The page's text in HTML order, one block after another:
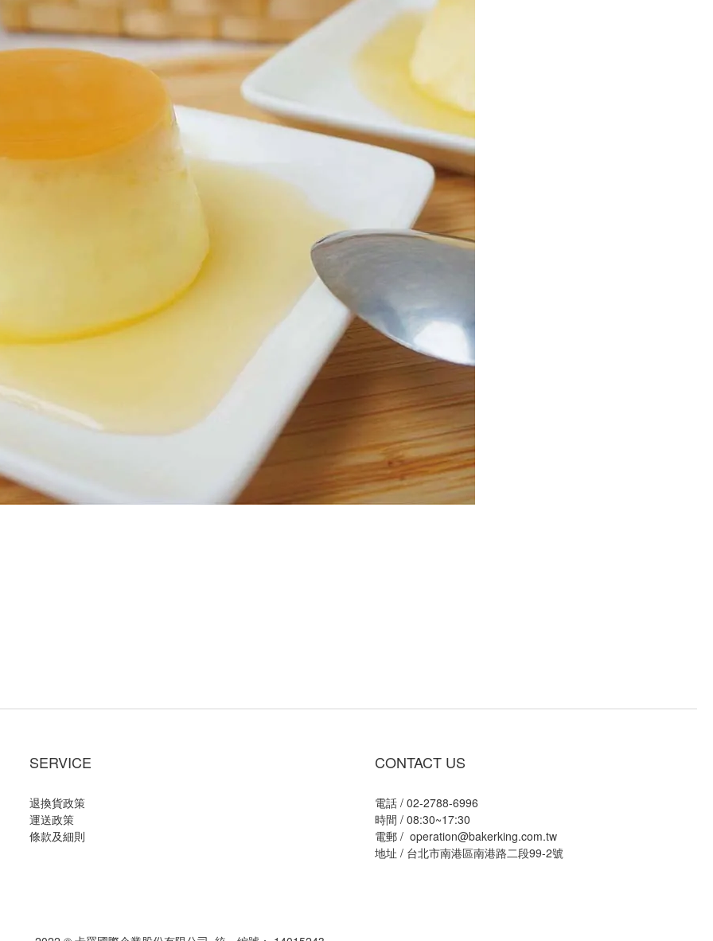
SERVICE
退換貨政策
運送政策
條款及細則
CONTACT US
電話 / 02-2788-6996
時間 / 08:30~17:30
電郵 / operation@bakerking.com.tw
地址 / 台北市南港區南港路二段99-2號